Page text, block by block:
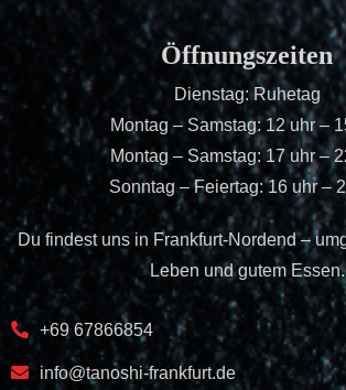
Öffnungszeiten
Dienstag: Ruhetag
Montag – Samstag: 12 uhr –
Montag – Samstag: 17 uhr –
Sonntag – Feiertag: 16 uhr –
Du findest uns in Frankfurt-Nordend –
Leben und gutem Essen.
+69 67866854
info@tanoshi-frankfurt.de